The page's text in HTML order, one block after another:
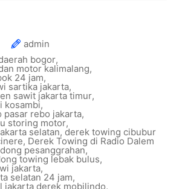
admin
bogor,
motor kalimalang,
24 jam,
sartika jakarta,
sawit jakarta timur,
kosambi,
rebo jakarta,
storing motor,
selatan, derek towing cibubur
, Derek Towing di Radio Dalem
pesanggrahan,
towing lebak bulus,
jakarta,
selatan 24 jam,
jakarta derek mobilindo,